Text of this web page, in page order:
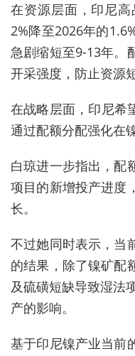
在资源层面，印尼
2%降至2026年的
急剧缩短至9-13年。
开采强度，防止资源
在战略层面，印尼希
通过配额分配强化在
白琼进一步指出，配
项目的新增投产进度
长。
不过她同时表示，当
的结果，除了镍矿配
及硫磺短缺导致湿法
产的影响。
基于印尼镍产业当前